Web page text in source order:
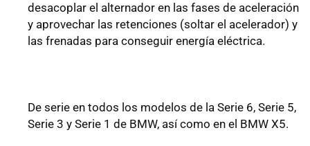
desacoplar el alternador en las fases de aceleración
y aprovechar las retenciones (soltar el acelerador) y
las frenadas para conseguir energía eléctrica.
De serie en todos los modelos de la Serie 6, Serie 5,
Serie 3 y Serie 1 de BMW, así como en el BMW X5.